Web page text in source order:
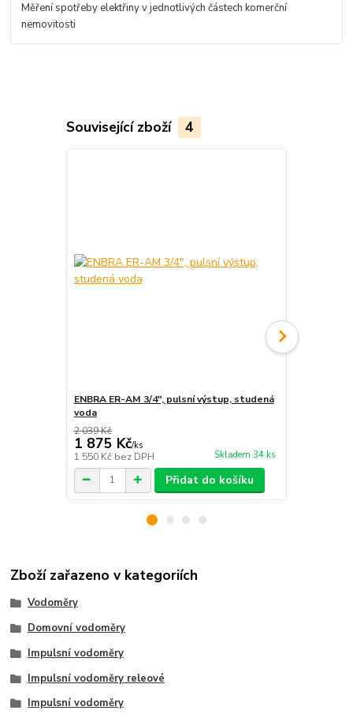
Měření spotřeby elektřiny v jednotlivých částech komerční
nemovitosti
Související zboží 4
ENBRA ER-AM 3/4", pulsní výstup, studená
voda
2 039 Kč
1 875 Kč/ks
1 550 Kč bez DPH Skladem 34 ks
Přidat do košíku
Zboží zařazeno v kategoriích
Vodoměry
Domovní vodoměry
Impulsní vodoměry
Impulsní vodoměry releové
Impulsní vodoměry